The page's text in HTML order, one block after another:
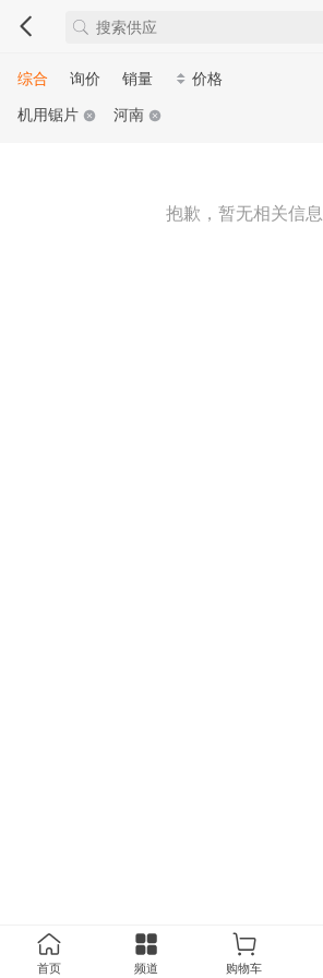
综合 询价 销量
价格
机用锯片
河南
抱歉，暂无相关信息
首页 频道 购物车